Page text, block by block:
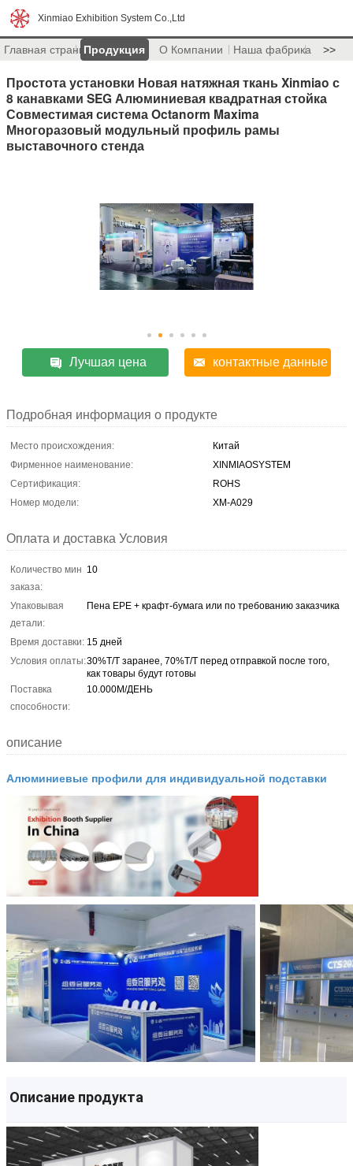
Xinmiao Exhibition System Co.,Ltd
Главная страницаПродукция О Компании Наша фабрика >>
Простота установки Новая натяжная ткань Xinmiao с
8 канавками SEG Алюминиевая квадратная стойка
Совместимая система Octanorm Maxima
Многоразовый модульный профиль рамы
выставочного стенда
Лучшая цена контактные данные
Подробная информация о продукте
Место происхождения:
Китай
Фирменное наименование:
XINMIAOSYSTEM
Сертификация:
ROHS
Номер модели:
XM-A029
Оплата и доставка Условия
Количество мин
заказа:
10
Упаковывая
детали:
Пена EPE + крафт-бумага или по требованию заказчика
Время доставки: 15 дней
Условия оплаты:30%T/T заранее, 70%T/T перед отправкой после того,
как товары будут готовы
Поставка
способности:
10.000М/ДЕНЬ
описание
Алюминиевые профили для индивидуальной подставки
Описание продукта